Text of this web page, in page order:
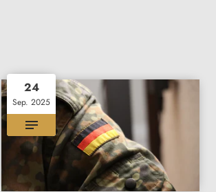
24
Sep. 2025